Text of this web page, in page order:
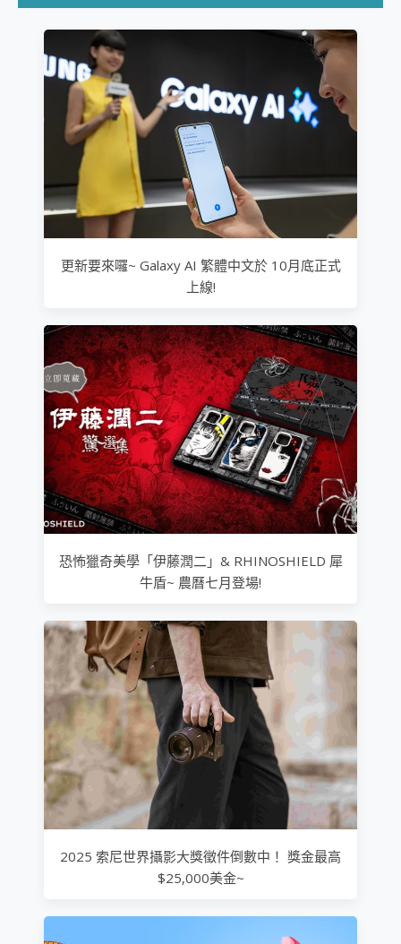
更新要來囉~ Galaxy AI 繁體中文於 10月底正式
上線!
恐怖獵奇美學「伊藤潤二」& RHINOSHIELD 犀
牛盾~ 農曆七月登場!
2025 索尼世界攝影大獎徵件倒數中！ 獎金最高
$25,000美金~